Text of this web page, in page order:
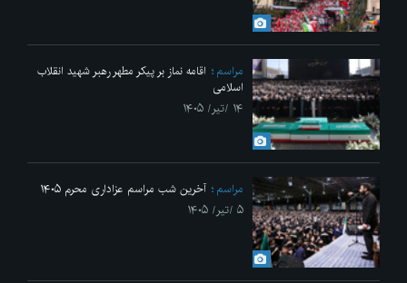
مراسم
اقامه نماز بر پیکر مطهر رهبر شهید انقلاب
اسلامی
۱۴ /تیر/ ۱۴۰۵
مراسم
آخرین شب مراسم عزاداری محرم ۱۴۰۵
۵ /تیر/ ۱۴۰۵